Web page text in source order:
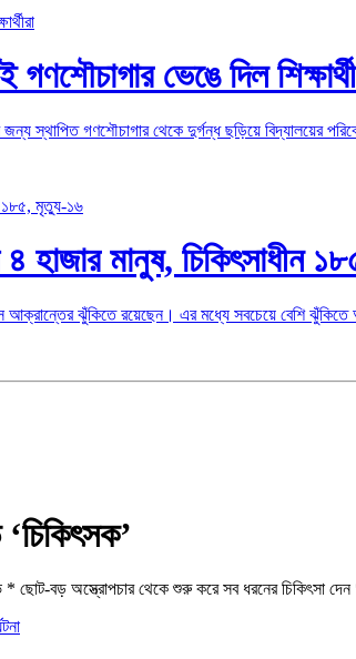
ভেঙে দিল
স্থাপিত গণশৌচাগার থেকে দুর্গন্ধ ছড়িয়ে বিদ্যালয়ের
হাজার মানুষ, চিকিৎসাধীন
আক্রান্তের ঝুঁকিতে রয়েছেন। এর মধ্যে সবচেয়ে বেশি ঝুঁকিতে
* ছোট-বড় অস্ত্রোপচার থেকে শুরু করে সব ধরনের চিকিৎসা